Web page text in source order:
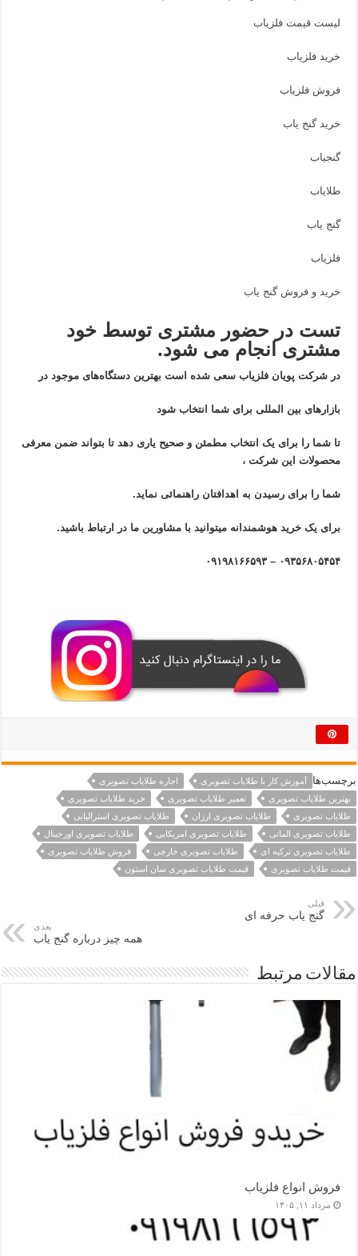
لیست قیمت فلزیاب
خرید فلزیاب
فروش فلزیاب
خرید گنج یاب
گنجیاب
طلایاب
گنج یاب
فلزیاب
خرید و فروش گنج یاب
تست در حضور مشتری توسط خود
مشتری انجام می شود.
در شرکت پویان فلزیاب سعی شده است بهترین دستگاه‌های موجود در
بازار‌های بین المللی برای شما انتخاب شود
تا شما را برای یک انتخاب مطمئن و صحیح یاری دهد تا بتواند ضمن معرفی
محصولات این شرکت ،
شما را برای رسیدن به اهدافتان راهنمائی نماید.
برای یک خرید هوشمندانه میتوانید با مشاورین ما در ارتباط باشید.
۰۹۳۵۶۸۰۵۴۵۴ – ۰۹۱۹۸۱۶۶۵۹۳
برچسب‌ها آموزش کار با طلایاب تصویری
اجاره طلایاب تصویری
بهترین طلایاب تصویری
تعمیر طلایاب تصویری
خرید طلایاب تصویری
طلایاب تصویری
طلایاب تصویری ارزان
طلایاب تصویری استرالیایی
طلایاب تصویری المانی
طلایاب تصویری امریکایی
طلایاب تصویری اورجینال
طلایاب تصویری ترکیه ای
طلایاب تصویری خارجی
فروش طلایاب تصویری
قیمت طلایاب تصویری
قیمت طلایاب تصویری سان استون
قبلی
گنج یاب حرفه ای
بعدی
همه چیز درباره گنج یاب
مقالات مرتبط
فروش انواع فلزیاب
مرداد ۱۱, ۱۴۰۵